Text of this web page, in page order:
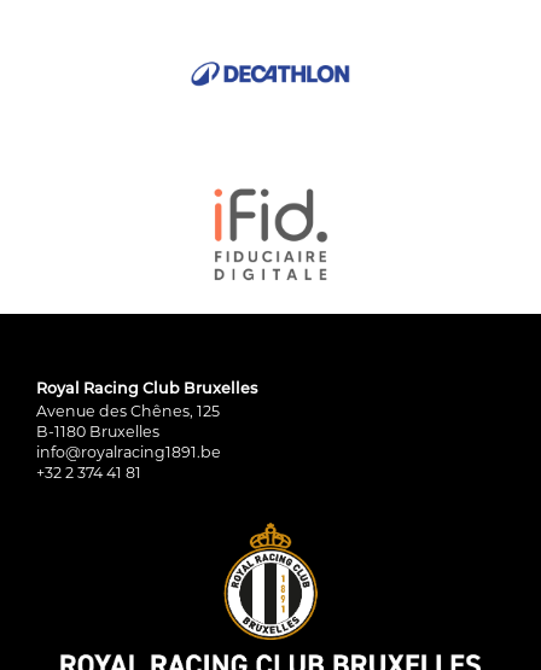
Royal Racing Club Bruxelles
Avenue des Chênes, 125
B-1180 Bruxelles
info@royalracing1891.be
+32 2 374 41 81